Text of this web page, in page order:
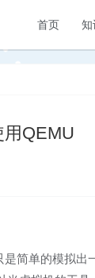
首页 知
QEMU
简单的模拟